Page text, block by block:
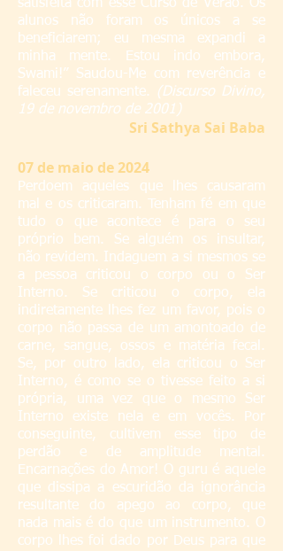
satisfeita com esse Curso de Verão. Os
alunos não foram os únicos a se
beneficiarem; eu mesma expandi a
minha mente. Estou indo embora,
Swami!” Saudou-Me com reverência e
faleceu serenamente.
(Discurso Divino,
19 de novembro de 2001)
Sri Sathya Sai Baba
07 de maio de 2024
Perdoem aqueles que lhes causaram
mal e os criticaram. Tenham fé em que
tudo o que acontece é para o seu
próprio bem. Se alguém os insultar,
não revidem. Indaguem a si mesmos se
a pessoa criticou o corpo ou o Ser
Interno. Se criticou o corpo, ela
indiretamente lhes fez um favor, pois o
corpo não passa de um amontoado de
carne, sangue, ossos e matéria fecal.
Se, por outro lado, ela criticou o Ser
Interno, é como se o tivesse feito a si
própria, uma vez que o mesmo Ser
Interno existe nela e em vocês. Por
conseguinte, cultivem esse tipo de
perdão e de amplitude mental.
Encarnações do Amor! O guru é aquele
que dissipa a escuridão da ignorância
resultante do apego ao corpo, que
nada mais é do que um instrumento. O
corpo lhes foi dado por Deus para que